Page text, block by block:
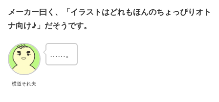
メーカー曰く、「イラストはどれもほんのちょっぴりオト
ナ向け♪」だそうです。
横道それ夫
……。